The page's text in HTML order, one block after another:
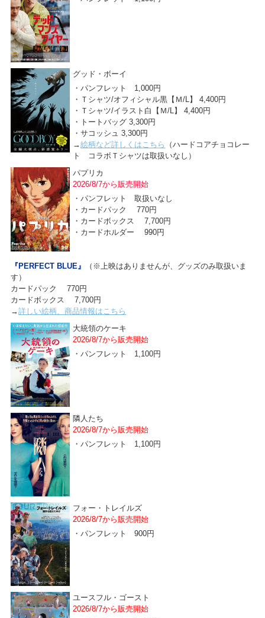
グッド・ボーイ
・パンフレット 1,000円
・Ｔシャツ/オフィシャル黒【Ｍ/L】 4,400円
・Ｔシャツ/イラスト白【Ｍ/L】 4,400円
・トートバッグ 3,300円
・サコッシュ 3,300円
→絵柄など詳しくはこちら
（ハードコアチョコレー
ト コラボＴシャツは取扱いなし）
パプリカ
2026/8/7から販売開始
・パンフレット 取扱いなし
・カードパック 770円
・カードボックス 7,700円
・カードホルダー 990円
『PERFECT BLUE』
（※上映はありませんが、グッズのみ取扱いま
す）
カードパック 770円
カードボックス 7,700円
→詳しい絵柄、商品情報はこちら
大統領のケーキ
2026/8/7から販売開始
・パンフレット 1,100円
隣人たち
2026/8/7から販売開始
・パンフレット 1,100円
フォー・トレイルズ
2026/8/7から販売開始
・パンフレット 900円
ユースフル・ゴースト
2026/8/7から販売開始